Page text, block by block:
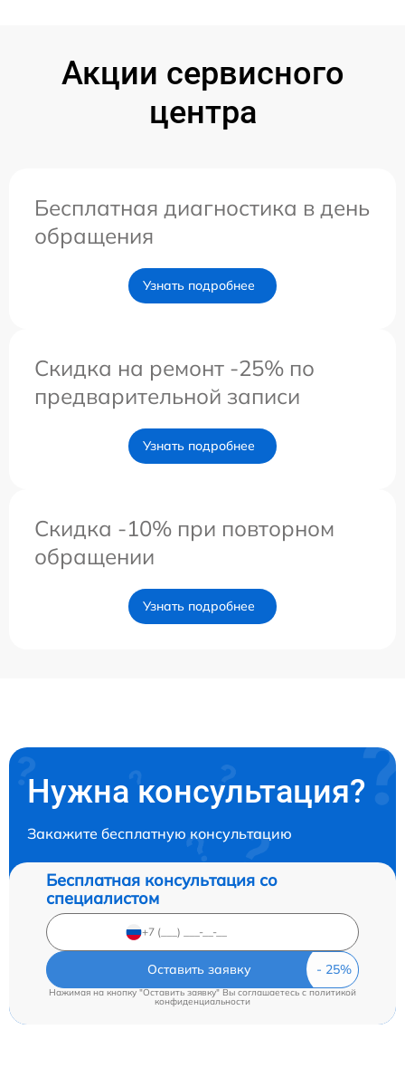
Акции сервисного
центра
Бесплатная диагностика в день
обращения
Узнать подробнее
Скидка на ремонт -25% по
предварительной записи
Узнать подробнее
Скидка -10% при повторном
обращении
Узнать подробнее
Нужна консультация?
Закажите бесплатную консультацию
Бесплатная консультация со
специалистом
Оставить заявку
Нажимая на кнопку "Оставить заявку" Вы соглашаетесь cполитикой
конфиденциальности